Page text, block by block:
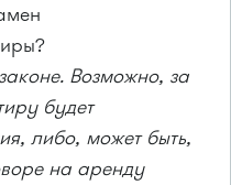
Возможно, за
будет
либо, может быть,
на аренду